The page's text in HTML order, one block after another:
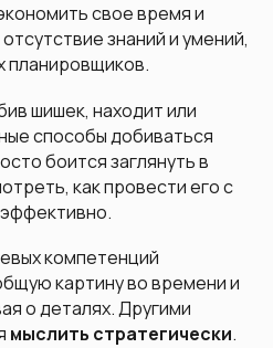
свое время и
знаний и умений,
планировщиков.
шишек, находит или
способы добиваться
боится заглянуть в
как провести его с
компетенций
картину во времени и
о деталях. Другими
мыслить стратегически.